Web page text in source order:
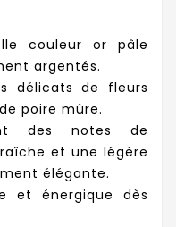
couleur or pâle
argentés.
délicats de fleurs
poire mûre.
des notes de
et une légère
élégante.
et énergique dès